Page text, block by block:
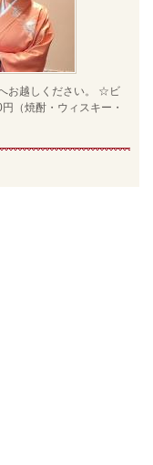
お越しください。 ☆ビ
焼酎・ウィスキー・